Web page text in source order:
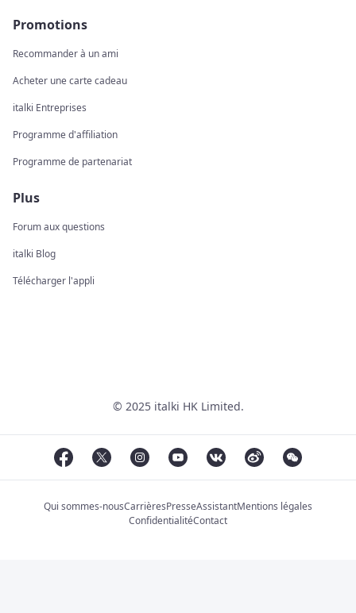
Promotions
Recommander à un ami
Acheter une carte cadeau
italki Entreprises
Programme d'affiliation
Programme de partenariat
Plus
Forum aux questions
italki Blog
Télécharger l'appli
© 2025 italki HK Limited.
Qui sommes-nousCarrièresPresseAssistantMentions légales
ConfidentialitéContact